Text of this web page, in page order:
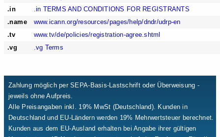
.in
.in TERMS AND CONDITIONS FOR REGISTRANTS
.name
www.icann.org/resources/pages/help/dndr/udrp-en
.tv
www.tv/de/policies/registration-agree.shtml
.vg
.vg Terms
Zahlung möglich per SEPA-Basis-Lastschrift oder Überweisung -
jeweils ohne Aufpreis.
Alle Preisangaben inkl. 19% MwSt (Deutschland). Kunden in
Deutschland und EU-Ländern werden 19% Mehrwertsteuer berechnet.
Kunden aus dem EU-Ausland erhalten bei Angabe ihrer gültigen